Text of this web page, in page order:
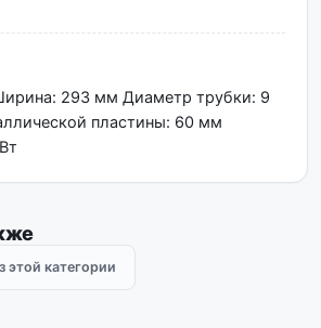
293 мм Диаметр трубки: 9
пластины: 60 мм
этой категории